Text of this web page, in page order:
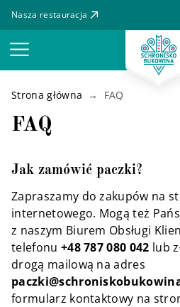
Nasza restauracja
Menu
Strona główna FAQ
FAQ
Jak zamówić paczki?
Zapraszamy do zakupów na
internetowego. Mogą też
z naszym Biurem Obsługi
telefonu +48 787 080 042 lub
drogą mailową na adres
formularz kontaktowy na